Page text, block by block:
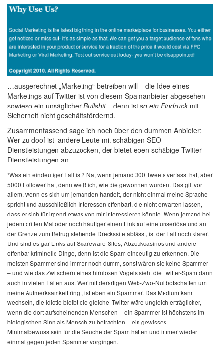
…ausgerechnet „Marketing“ betreiben will – die Idee eines
Marketings auf Twitter ist von diesem Spamanbieter abgesehen
sowieso ein unsäglicher Bullshit– denn ist so ein Eindruck mit
Sicherheit nicht geschäftsfördernd.
Zusammenfassend sage ich noch über den dummen Anbieter:
Wer zu doof ist, andere Leute mit schäbigen SEO-
Dienstleistungen abzuzocken, der bietet eben schäbige Twitter-
Dienstleistungen an.
¹Was ein eindeutiger Fall ist? Na, wenn jemand 300 Tweets verfasst hat, aber
5000 Follower hat, denn weiß ich, wie die gewonnen wurden. Das gilt vor
allem, wenn es sich um jemanden handelt, der nicht einmal meine Sprache
spricht und ausschließlich Interessen offenbart, die nicht erwarten lassen,
dass er sich für irgend etwas von mir interessieren könnte. Wenn jemand bei
jedem dritten Mal oder noch häufiger einen Link auf eine unseriöse und an
der Grenze zum Betrug stehende Dreckssite ablässt, ist der Fall noch klarer.
Und sind es gar Links auf Scareware-Sites, Abzockcasinos und andere
offenbar kriminelle Dinge, denn ist die Spam eindeutig zu erkennen. Die
meisten Spammer sind immer noch dumm, sonst wären sie keine Spammer
– und wie das Zwitschern eines hirnlosen Vogels sieht die Twitter-Spam dann
auch in vielen Fällen aus. Wer mit derartigen Web-Zwo-Nullbotschaften um
meine Aufmerksamkeit ringt, ist eben ein Spammer. Das Medium kann
wechseln, die Idiotie bleibt die gleiche. Twitter wäre ungleich erträglicher,
wenn die dort aufscheinenden Menschen – ein Spammer ist höchstens im
biologischen Sinn als Mensch zu betrachten – ein gewisses
Minimalbewusstsein für die Seuche der Spam hätten und immer wieder
einmal gegen jeden Spammer vorgingen.